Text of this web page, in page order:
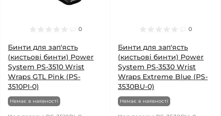
0
Бинти для зап'ясть
(кистьові бинти) Power
System PS-3510 Wrist
Wraps GTL Pink (PS-
3510PI-0)
Немає в наявності
0
Бинти для зап'ясть
(кистьові бинти) Power
System PS-3530 Wrist
Wraps Extreme Blue (PS-
3530BU-0)
Немає в наявності